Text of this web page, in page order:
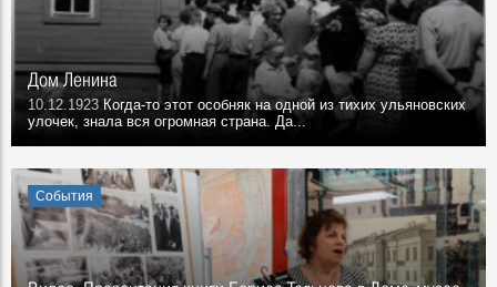
Дом Ленина
10.12.1923 Когда-то этот особняк на одной из тихих ульяновских
улочек, знала вся огромная страна. Да...
События